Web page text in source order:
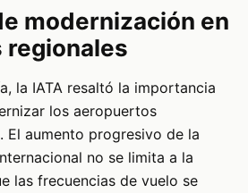
modernización en
la IATA resaltó la importancia
los aeropuertos
El aumento progresivo de la
no se limita a la
las frecuencias de vuelo se